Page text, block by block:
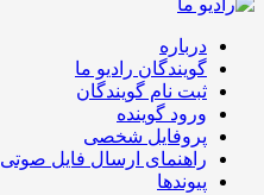
درباره
گویندگان رادیو ما
ثبت نام گویندگان
ورود گوینده
پروفایل شخصی
راهنمای ارسال فایل صوتی
پیوندها